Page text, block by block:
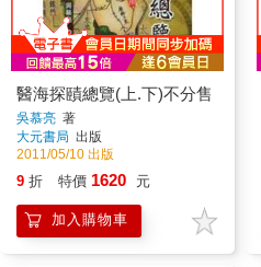
醫海探賾總覽(上.下)不分售
吳慕亮 著
大元書局 出版
2011/05/10 出版
9 折 特價 1620 元
加入購物車